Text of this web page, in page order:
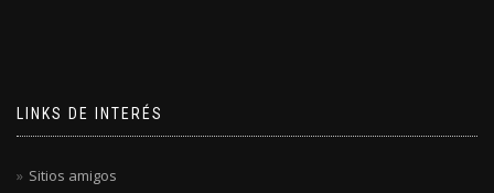
LINKS DE INTERÉS
Sitios amigos